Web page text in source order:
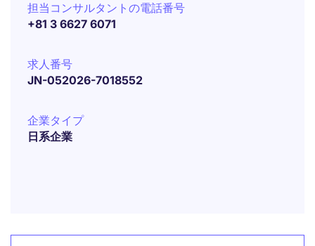
担当コンサルタントの電話番号
+81 3 6627 6071
求人番号
JN-052026-7018552
企業タイプ
日系企業